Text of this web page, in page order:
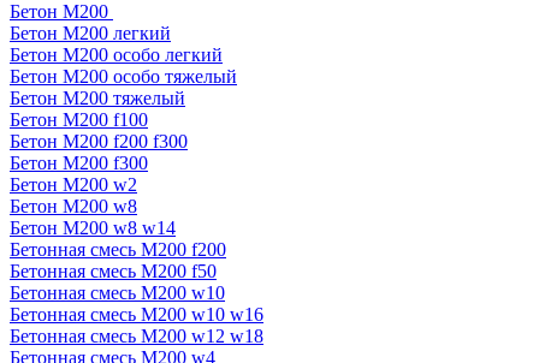
Бетон М200
Бетон М200 легкий
Бетон М200 особо легкий
Бетон М200 особо тяжелый
Бетон М200 тяжелый
Бетон М200 f100
Бетон М200 f200 f300
Бетон М200 f300
Бетон М200 w2
Бетон М200 w8
Бетон М200 w8 w14
Бетонная смесь М200 f200
Бетонная смесь М200 f50
Бетонная смесь М200 w10
Бетонная смесь М200 w10 w16
Бетонная смесь М200 w12 w18
Бетонная смесь М200 w4